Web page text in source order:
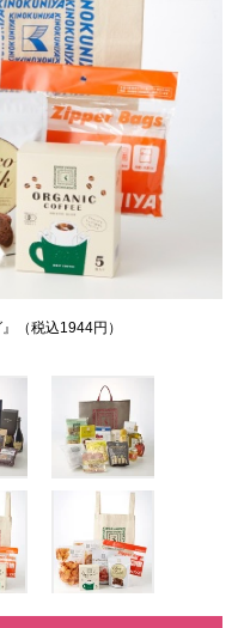
（税込1944円）